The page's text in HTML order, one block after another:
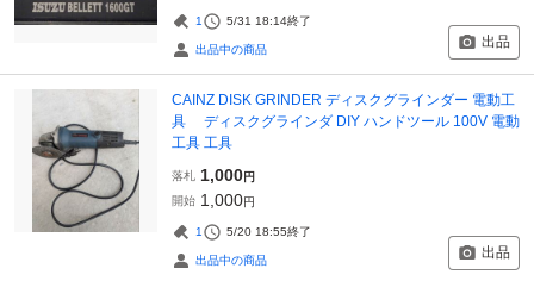
1 5/31 18:14終了
出品中の商品 出品
CAINZ DISK GRINDER ディスクグラインダー 電動工
具 ディスクグラインダ DIY ハンドツール 100V 電動
工具 工具
落札 1,000円
開始 1,000円
1 5/20 18:55終了
出品中の商品 出品